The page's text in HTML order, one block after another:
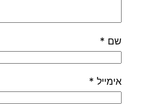
שם *
אימייל *